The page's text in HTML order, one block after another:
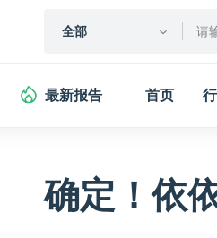
全部
最新报告 首页
确定！依